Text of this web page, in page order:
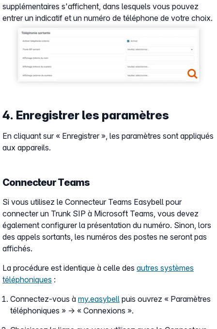
Show larger version
supplémentaires s'affichent, dans lesquels vous pouvez
entrer un indicatif et un numéro de téléphone de votre choix.
4. Enregistrer les paramètres
En cliquant sur « Enregistrer », les paramètres sont appliqués
aux appareils.
Connecteur Teams
Si vous utilisez le Connecteur Teams Easybell pour
connecter un Trunk SIP à Microsoft Teams, vous devez
également configurer la présentation du numéro. Sinon, lors
des appels sortants, les numéros des postes ne seront pas
affichés.
La procédure est identique à celle des autres systèmes
téléphoniques :
Connectez-vous à my.easybell puis ouvrez « Paramètres
téléphoniques » → « Connexions ».